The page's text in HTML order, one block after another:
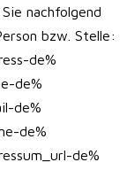
nachfolgend
bzw. Stelle:
de%
de%
de%
de%
de%